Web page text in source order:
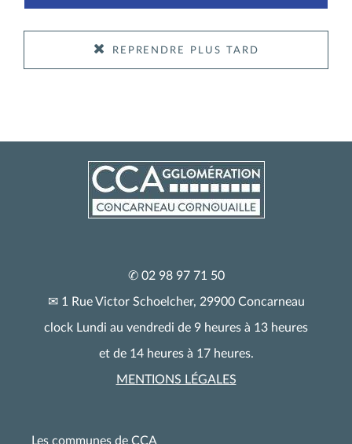
reprendre plus tard
✆ 02 98 97 71 50
✉ 1 Rue Victor Schoelcher, 29900 Concarneau
clock Lundi au vendredi de 9 heures à 13 heures
et de 14 heures à 17 heures.
MENTIONS LÉGALES
Les communes de CCA